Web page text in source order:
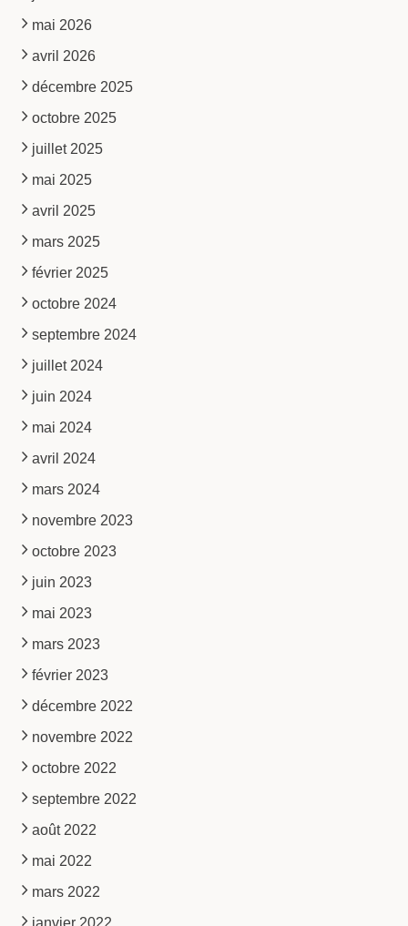
mai 2026
avril 2026
décembre 2025
octobre 2025
juillet 2025
mai 2025
avril 2025
mars 2025
février 2025
octobre 2024
septembre 2024
juillet 2024
juin 2024
mai 2024
avril 2024
mars 2024
novembre 2023
octobre 2023
juin 2023
mai 2023
mars 2023
février 2023
décembre 2022
novembre 2022
octobre 2022
septembre 2022
août 2022
mai 2022
mars 2022
janvier 2022